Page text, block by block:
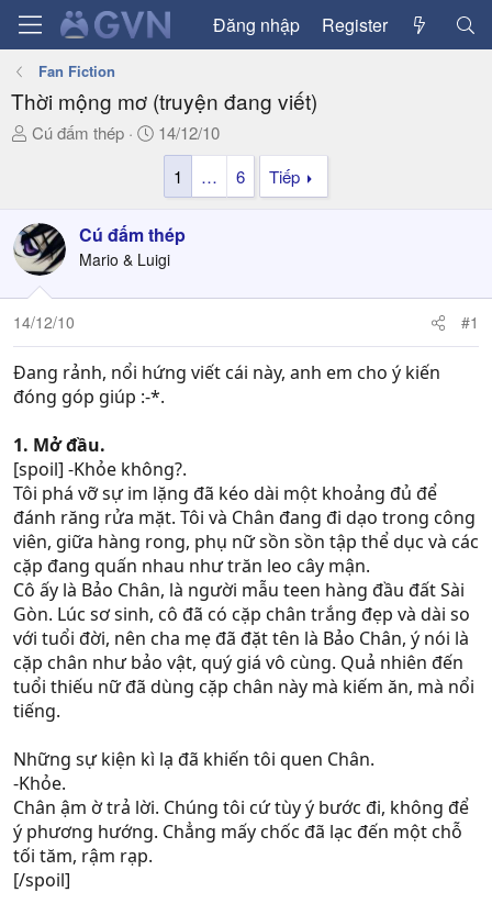
Đăng nhập Register
Fan Fiction
Thời mộng mơ (truyện đang viết)
T
a
d
s
t
a
e
r
Cú đấm thép
N
g
y
g
ử
i
14/12/10
1
… 6 Tiếp
Cú đấm thép
Mario & Luigi
14/12/10 #1
Đang rảnh, nổi hứng viết cái này, anh em cho ý kiến
đóng góp giúp :-*.
1. Mở đầu.
[spoil] -Khỏe không?.
Tôi phá vỡ sự im lặng đã kéo dài một khoảng đủ để
đánh răng rửa mặt. Tôi và Chân đang đi dạo trong công
viên, giữa hàng rong, phụ nữ sồn sồn tập thể dục và các
cặp đang quấn nhau như trăn leo cây mận.
Cô ấy là Bảo Chân, là người mẫu teen hàng đầu đất Sài
Gòn. Lúc sơ sinh, cô đã có cặp chân trắng đẹp và dài so
với tuổi đời, nên cha mẹ đã đặt tên là Bảo Chân, ý nói là
cặp chân như bảo vật, quý giá vô cùng. Quả nhiên đến
tuổi thiếu nữ đã dùng cặp chân này mà kiếm ăn, mà nổi
tiếng.
Những sự kiện kì lạ đã khiến tôi quen Chân.
-Khỏe.
Chân ậm ờ trả lời. Chúng tôi cứ tùy ý bước đi, không để
ý phương hướng. Chẳng mấy chốc đã lạc đến một chỗ
tối tăm, rậm rạp.
[/spoil]